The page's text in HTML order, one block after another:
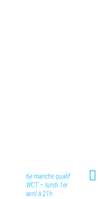
6e manche qualif
WCT – lundi 1er
avril à 21h